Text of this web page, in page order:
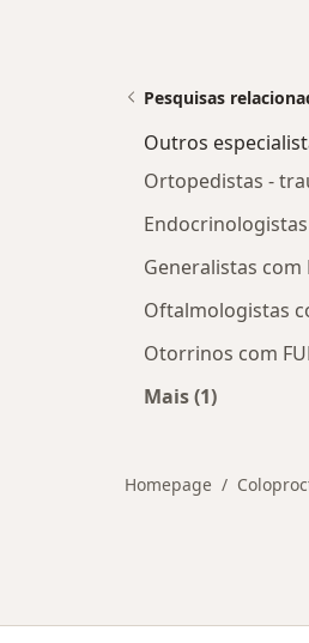
Pesquisas
Outros
Ortopedistas -
Endocrinologistas
Generalistas com
Oftalmologistas
Otorrinos com
Mais (1)
Homepage